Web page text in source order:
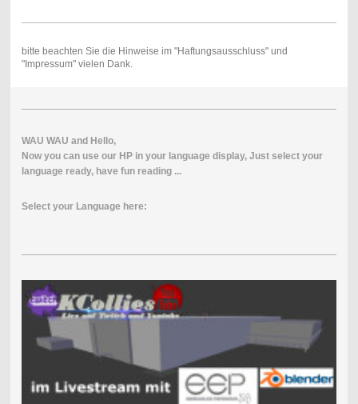
bitte beachten Sie die Hinweise im "Haftungsausschluss" und
"Impressum" vielen Dank.
WAU WAU and Hello,
Now you can use our HP in yourl anguage display, Just select your
language ready, have fun reading ...
Select your Language here: